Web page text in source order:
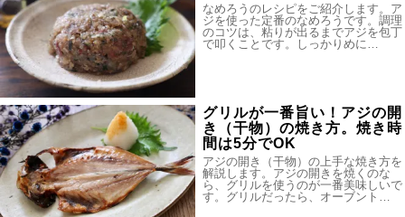
なめろうのレシピをご紹介します。ア
ジを使った定番のなめろうです。調理
のコツは、粘りが出るまでアジを包丁
で叩くことです。しっかりめに…
グリルが一番旨い！アジの開
き（干物）の焼き方。焼き時
間は5分でOK
アジの開き（干物）の上手な焼き方を
解説します。アジの開きを焼くのな
ら、グリルを使うのが一番美味しいで
す。グリルだったら、オーブント…